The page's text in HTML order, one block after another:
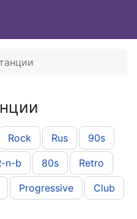
Rock Rus 90s
n-b 80s Retro
Progressive Club